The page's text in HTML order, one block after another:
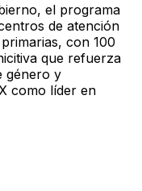
el programa
de atención
con 100
que refuerza
género y
como líder en